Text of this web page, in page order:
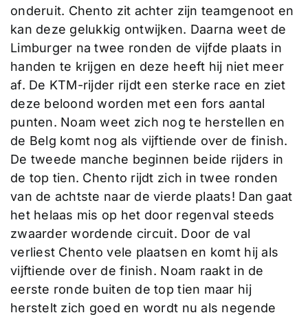
onderuit. Chento zit achter zijn teamgenoot en
kan deze gelukkig ontwijken. Daarna weet de
Limburger na twee ronden de vijfde plaats in
handen te krijgen en deze heeft hij niet meer
af. De KTM-rijder rijdt een sterke race en ziet
deze beloond worden met een fors aantal
punten. Noam weet zich nog te herstellen en
de Belg komt nog als vijftiende over de finish.
De tweede manche beginnen beide rijders in
de top tien. Chento rijdt zich in twee ronden
van de achtste naar de vierde plaats! Dan gaat
het helaas mis op het door regenval steeds
zwaarder wordende circuit. Door de val
verliest Chento vele plaatsen en komt hij als
vijftiende over de finish. Noam raakt in de
eerste ronde buiten de top tien maar hij
herstelt zich goed en wordt nu als negende